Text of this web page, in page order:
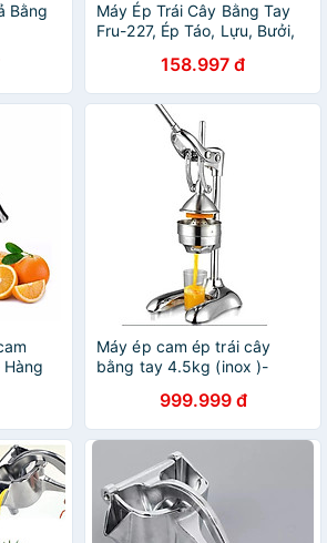
Bằng
Máy Ép Trái Cây Bằng Tay
Fru-227, Ép Táo, Lựu, Bưởi,
Chuyên Dụng - CH Hương
Thị Miễn Phí Vận Chuyển
158.997 đ
Máy ép cam ép trái cây
bằng tay 4.5kg (inox )-
999.999 đ